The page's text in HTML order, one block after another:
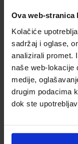
Ova web-stranica
Kolačiće
sadržaj i oglase,
analizirali promet.
naše web-lokacije
medije,
drugim podacima
dok ste
broj
MOJ
osnovne